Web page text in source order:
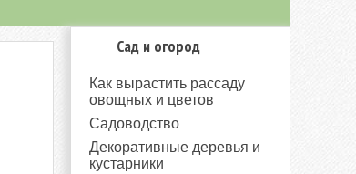
Сад и огород
Как вырастить рассаду
овощных и цветов
Садоводство
Декоративные деревья и
кустарники